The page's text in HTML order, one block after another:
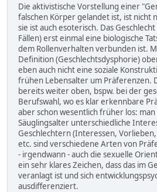
Die aktivistische Vorstellung einer
falschen Körper gelandet ist, ist nicht
sie ist auch esoterisch. Das
Fällen) erst einmal eine biologische
dem Rollenverhalten verbunden ist.
Definition (Geschlechtsdysphorie)
eben auch nicht eine soziale
frühen Lebensalter um Präferenzen.
bereits weiter oben, bspw. bei der
Berufswahl, wo es klar erkennbare
aber schon wesentlich früher los:
Säuglingsalter unterschiedliche
Geschlechtern (Interessen,
etc. sind verschiedene Arten von
- irgendwann - auch die sexuelle
ein sehr klares Zeichen, dass das im
veranlagt ist und sich
ausdifferenziert.